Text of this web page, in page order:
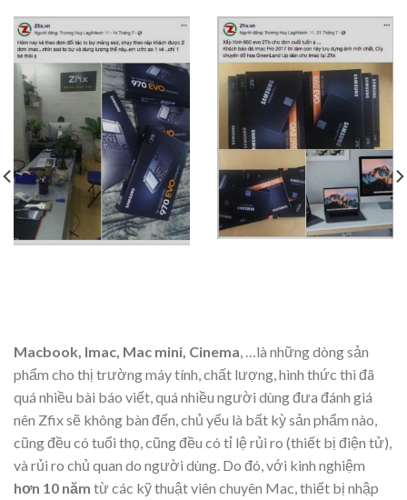
Macbook, Imac, Mac mini, Cinema, …là những dòng sản
phẩm cho thị trường máy tính, chất lượng, hình thức thì đã
quá nhiều bài báo viết, quá nhiều người dùng đưa đánh giá
nên Zfix sẽ không bàn đến, chủ yếu là bất kỳ sản phẩm nào,
cũng đều có tuổi thọ, cũng đều có tỉ lệ rủi ro (thiết bị điện tử),
và rủi ro chủ quan do người dùng. Do đó, với kinh nghiệm
hơn 10 năm từ các kỹ thuật viên chuyên Mac, thiết bị nhập